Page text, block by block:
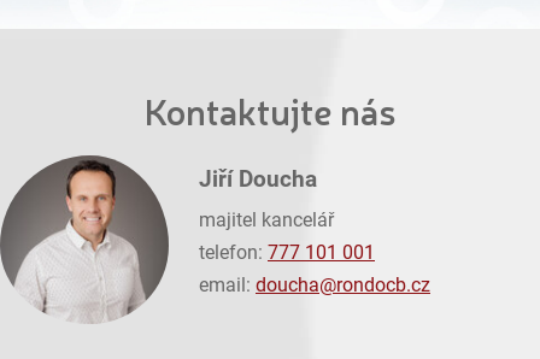
Kontaktujte nás
Jiří Doucha
majitel kancelář
telefon: 777 101 001
email: doucha@rondocb.cz